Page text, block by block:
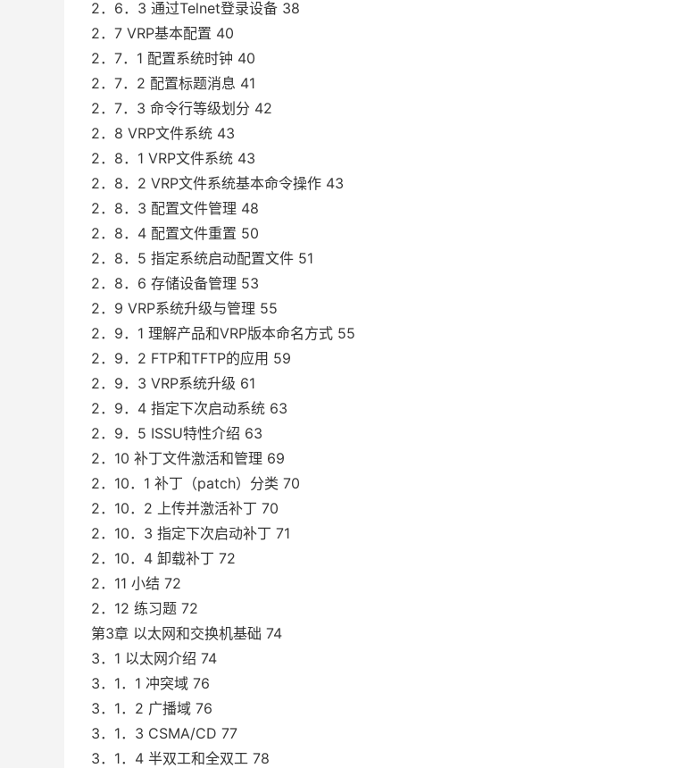
2．6．3 通过Telnet登录设备 38
2．7 VRP基本配置 40
2．7．1 配置系统时钟 40
2．7．2 配置标题消息 41
2．7．3 命令行等级划分 42
2．8 VRP文件系统 43
2．8．1 VRP文件系统 43
2．8．2 VRP文件系统基本命令操作 43
2．8．3 配置文件管理 48
2．8．4 配置文件重置 50
2．8．5 指定系统启动配置文件 51
2．8．6 存储设备管理 53
2．9 VRP系统升级与管理 55
2．9．1 理解产品和VRP版本命名方式 55
2．9．2 FTP和TFTP的应用 59
2．9．3 VRP系统升级 61
2．9．4 指定下次启动系统 63
2．9．5 ISSU特性介绍 63
2．10 补丁文件激活和管理 69
2．10．1 补丁（patch）分类 70
2．10．2 上传并激活补丁 70
2．10．3 指定下次启动补丁 71
2．10．4 卸载补丁 72
2．11 小结 72
2．12 练习题 72
第3章 以太网和交换机基础 74
3．1 以太网介绍 74
3．1．1 冲突域 76
3．1．2 广播域 76
3．1．3 CSMA/CD 77
3．1．4 半双工和全双工 78